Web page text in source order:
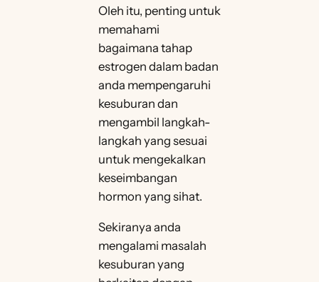
Oleh itu, penting untuk
memahami
bagaimana tahap
estrogen dalam badan
anda mempengaruhi
kesuburan dan
mengambil langkah-
langkah yang sesuai
untuk mengekalkan
keseimbangan
hormon yang sihat.
Sekiranya anda
mengalami masalah
kesuburan yang